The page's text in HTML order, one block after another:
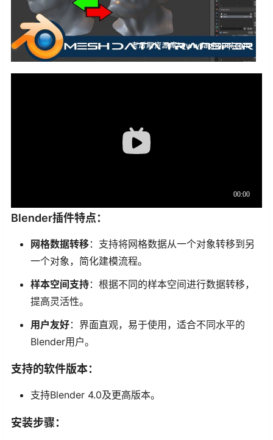
Blender插件特点：
网格数据转移：支持将网格数据从一个对象转移到另
一个对象，简化建模流程。
样本空间支持：根据不同的样本空间进行数据转移，
提高灵活性。
用户友好：界面直观，易于使用，适合不同水平的
Blender用户。
支持的软件版本：
支持Blender 4.0及更高版本。
安装步骤：